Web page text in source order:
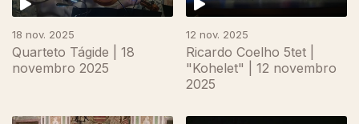
18 nov. 2025
Quarteto Tágide | 18
novembro 2025
12 nov. 2025
Ricardo Coelho 5tet |
"Kohelet" | 12 novembro
2025